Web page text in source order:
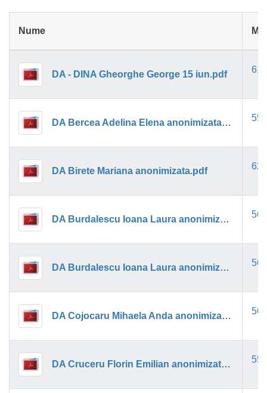
Nume
DA - DINA Gheorghe George 15 iun.pdf 61k
DA Bercea Adelina Elena anonimizata.pdf 55k
DA Birete Mariana anonimizata.pdf 62k
DA Burdalescu Ioana Laura anonimizata IM.pdf 56k
DA Burdalescu Ioana Laura anonimizata SS.pdf 56k
DA Cojocaru Mihaela Anda anonimizata.pdf 56k
DA Cruceru Florin Emilian anonimizata.pdf 55k